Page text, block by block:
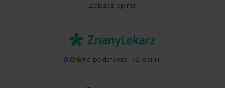
Zobacz opinie
5.0 na podstawie 172 opinii.